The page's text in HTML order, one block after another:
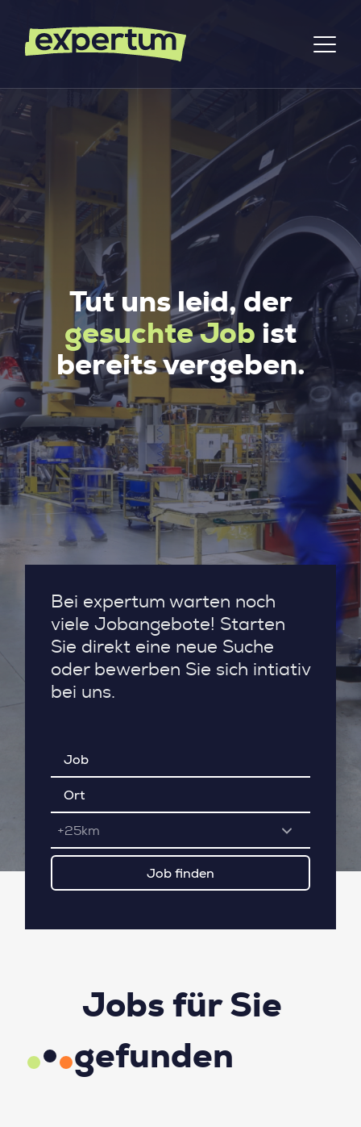
Tut uns leid, der
gesuchte Job ist
bereits vergeben.
Bei expertum warten noch
viele Jobangebote! Starten
Sie direkt eine neue Suche
oder bewerben Sie sich intiativ
bei uns.
+25km